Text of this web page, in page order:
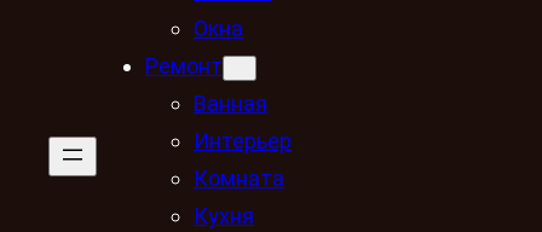
Окна
Ремонт
Ванная
Интерьер
Комната
Кухня